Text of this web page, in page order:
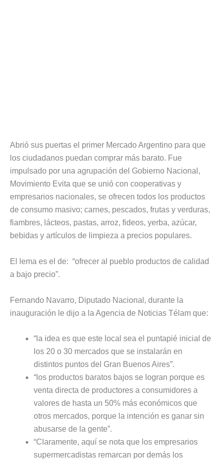
Abrió sus puertas el primer Mercado Argentino para que
los ciudadanos puedan comprar más barato. Fue
impulsado por una agrupación del Gobierno Nacional,
Movimiento Evita que se unió con cooperativas y
empresarios nacionales, se ofrecen todos los productos
de consumo masivo; carnes, pescados, frutas y verduras,
fiambres, lácteos, pastas, arroz, fideos, yerba, azúcar,
bebidas y artículos de limpieza a precios populares.
El lema es el de: “ofrecer al pueblo productos de calidad
a bajo precio”.
Fernando Navarro, Diputado Nacional, durante la
inauguración le dijo a la Agencia de Noticias Télam que:
“la idea es que este local sea el puntapié inicial de
los 20 o 30 mercados que se instalarán en
distintos puntos del Gran Buenos Aires”.
“los productos baratos bajos se logran porque es
venta directa de productores a consumidores a
valores de hasta un 50% más económicos que
otros mercados, porque la intención es ganar sin
abusarse de la gente”.
“Claramente, aquí se nota que los empresarios
supermercadistas remarcan por demás los